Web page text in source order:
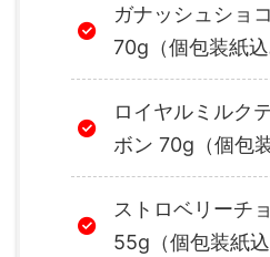
ガナッシュショ
70g（個包装紙込
ロイヤルミルク
ボン 70g（個包
ストロベリーチ
55g（個包装紙込